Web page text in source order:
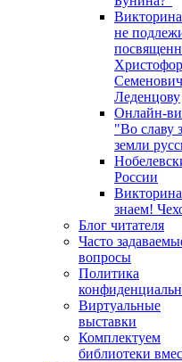
не
Леденцову
Онлайн-
"Во славу
земли
России
знаем!
Блог читателя
Часто
вопросы
Политика
Виртуальные
выставки
Комплектуем
библиотеки